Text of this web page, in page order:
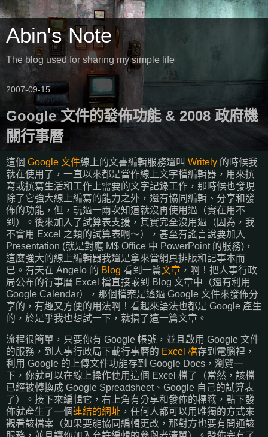
Abin's Note
The blog used for sharing my simple life
2007-09-15
Google 文件的發佈功能 & 2008 政府機
關行事曆
這個 Google 文件線上的文書編輯服務還叫 Writely 的時候我
就在使用了，一直以來都是當作線上文字檔編輯器，用來撰
寫或撰寫生活和工作上需要的文字記錄工作，那時候也發現
除了它強大線上編寫的能力之外，還有協同編輯、分享和發
佈的功能，但，玩過一兩次知道就沒再使用過（實在用不
到）。後來加入了試算表支援，其實完全沒用過（因為，我
不會用 Excel 之類的試算表啊～），甚至有謠言說要加入
Presentation (就是對應 M$ Office 中 PowerPoint 的服務)，
這麼強大的線上編輯器我還是拿來當網頁排版和記事本而
已。有天在 Angelo 的 Blog 看到一篇文章 ，啊！把人事行政
局公布的行事曆 Excel 檔直接嵌到 Blog 文章中（還有利用
Google Calendar），那個檔案是透過 Google 文件來發佈分
享的，有趣又方便的用法啊！看起來語法也都是 Google 產生
的，於是乎我也想試一下，就搞了這一篇文章。
流程很簡單，只要你有 Google 帳號，並且啟用 Google 文件
的服務，到人事行政局下載行事曆的 Excel 檔存到電腦裡，
利用 Google 的上傳文件功能存到 Google Docs，瀏覽一
下，你就可以在線上操作使用這個 Excel 檔了（當然，該檔
已經被轉換成 Google Spreadsheet、Google 自己的試算表
了）。接下來編輯它，右上角有分享和發佈的標籤，點下發
佈就產生了一個連結的網址 ，任何人都可以用唯獨的方式來
觀看該檔案（如果要能協同編輯更改，那對方也要有開通該